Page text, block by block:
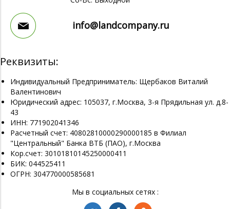
info@landcompany.ru
Реквизиты:
Индивидуальный Предприниматель: Щербаков Виталий
Валентинович
Юридический адрес: 105037, г.Москва, 3-я Прядильная ул. д.8-
43
ИНН: 771902041346
Расчетный счет: 40802810000290000185 в Филиал
"Центральный" Банка ВТБ (ПАО), г.Москва
Кор.счет: 30101810145250000411
БИК: 044525411
ОГРН: 304770000585681
Мы в социальных сетях :